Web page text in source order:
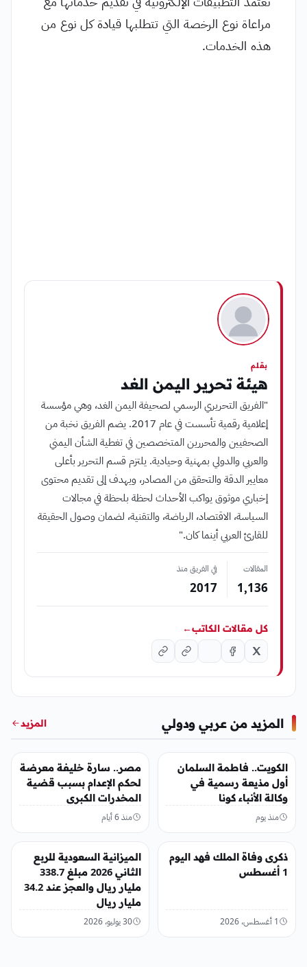
مراعاة نوع الرخصة التي تتطلبها قيادة كل نوع من
هذه الخدمات.
بقلم
هيئة تحرير اليمن الغد
"الفريق التحريري الرسمي لصحيفة اليمن الغد، وهي مؤسسة
إعلامية رقمية تأسست في عام 2017. يضم الفريق نخبة من
الصحفيين والمحررين المتخصصين في تغطية الشأن اليمني
والعربي والدولي بمهنية وحيادية. يلتزم قسم التحرير بأعلى
معايير الدقة والتحقق من المصادر، ويهدف إلى تقديم محتوى
إخباري موثوق يواكب الأحداث لحظة بلحظة في مجالات
السياسة، الاقتصاد، الرياضة، والتقنية، لضمان وصول الحقيقة
للقارئ العربي أينما كان."
المقالات
1٬136
في الفريق منذ
2017
كل مقالات الكاتب←
المزيد من عربي ودولي المزيد
الكويت.. فاطمة السلمان
أول مذيعة رسمية في
وكالة الأنباء كونا
منذ يوم
مصر.. سارة خليفة معرضة
لحكم الإعدام بسبب قضية
المخدرات الكبرى
منذ 6 أيام
عربي ودولي
ذكرى وفاة الملك فهد اليوم
1 أغسطس
1 أغسطس، 2026
عربي ودولي
الميزانية السعودية للربع
الثاني 2026 مبلغ 338.7
مليار ريال والعجز عند 34.2
مليار ريال
30 يوليو، 2026